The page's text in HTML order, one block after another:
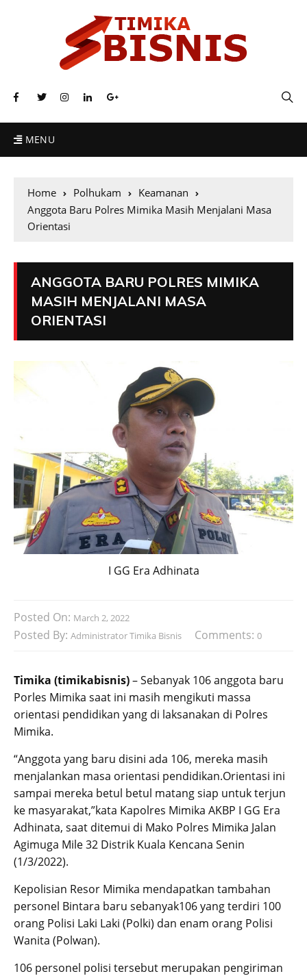
MENU
Home Polhukam
Keamanan
Anggota Baru Polres Mimika Masih Menjalani Masa
Orientasi
ANGGOTA BARU POLRES MIMIKA
MASIH MENJALANI MASA
ORIENTASI
I GG Era Adhinata
Posted On: March 2, 2022
Posted By: Administrator Timika Bisnis Comments: 0
Timika (timikabisnis)– Sebanyak 106 anggota baru
Porles Mimika saat ini masih mengikuti massa
orientasi pendidikan yang di laksanakan di Polres
Mimika.
“Anggota yang baru disini ada 106, mereka masih
menjalankan masa orientasi pendidikan.Orientasi ini
sampai mereka betul betul matang siap untuk terjun
ke masyarakat,”kata Kapolres Mimika AKBP I GG Era
Adhinata, saat ditemui di Mako Polres Mimika Jalan
Agimuga Mile 32 Distrik Kuala Kencana Senin
(1/3/2022).
Kepolisian Resor Mimika mendapatkan tambahan
personel Bintara baru sebanyak106 yang terdiri 100
orang Polisi Laki Laki (Polki) dan enam orang Polisi
Wanita (Polwan).
106 personel polisi tersebut merupakan pengiriman